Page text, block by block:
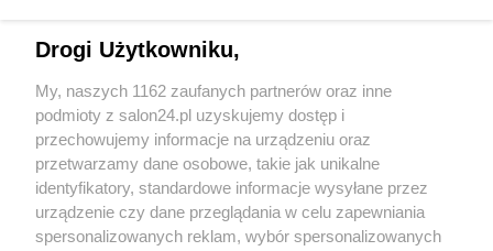
Sport
Społeczeństwo
Kultura
Drogi Użytkowniku,
My, naszych 1162 zaufanych partnerów oraz inne
podmioty z salon24.pl uzyskujemy dostęp i
przechowujemy informacje na urządzeniu oraz
przetwarzamy dane osobowe, takie jak unikalne
identyfikatory, standardowe informacje wysyłane przez
urządzenie czy dane przeglądania w celu zapewniania
spersonalizowanych reklam, wybór spersonalizowanych